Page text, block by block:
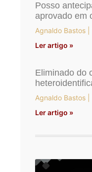
Posso
aprovado em
Agnaldo Bastos
Ler artigo »
Eliminado do
Agnaldo Bastos
Ler artigo »